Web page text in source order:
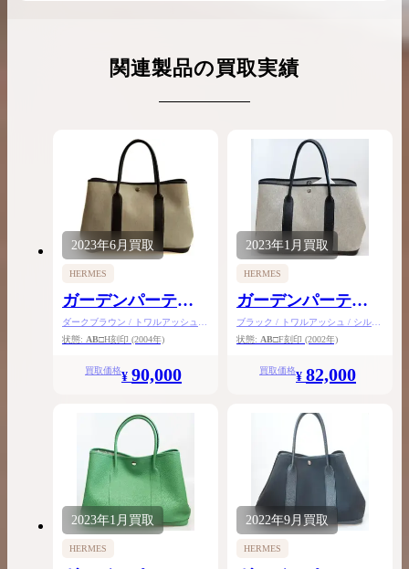
関連製品の買取実績
2023年6月 買取
HERMES
ガーデンパーティ
PM
ダークブラウン / トワルアッシュ /
シルバー金具
状態: AB□H刻印 (2004年)
買取価格¥ 90,000
2023年1月 買取
HERMES
ガーデンパーティ
PM
ブラック / トワルアッシュ / シルバ
ー金具
状態: AB□F刻印 (2002年)
買取価格¥ 82,000
2023年1月 買取
HERMES
2022年9月買取
HERMES